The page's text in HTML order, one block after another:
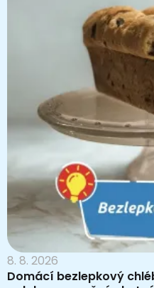
8. 8. 2026
Domácí bezlepkový